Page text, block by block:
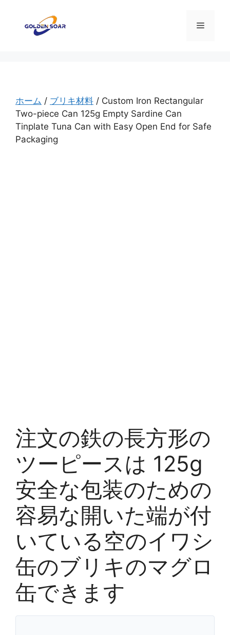
メ
ホーム / ブリキ材料 / Custom Iron Rectangular
Two-piece Can 125g Empty Sardine Can
Tinplate Tuna Can with Easy Open End for Safe
Packaging
注文の鉄の長方形の
ツーピースは 125g
安全な包装のための
容易な開いた端が付
いている空のイワシ
缶のブリキのマグロ
缶できます